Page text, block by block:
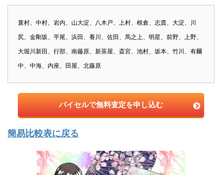
蓑村、中村、岩内、山大淀、八木戸、上村、根倉、志貴、大淀、川
尻、金剛坂、平尾、浜田、養川、佐田、馬之上、明星、前野、上野、
大堀川新田、行部、南藤原、新茶屋、斎宮、池村、坂本、竹川、有爾
中、中海、内座、田屋、北藤原
バイセルで無料査定を申し込む
簡易比較表に戻る